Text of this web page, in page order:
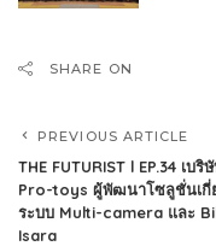
SHARE ON
PREVIOUS ARTICLE
THE FUTURIST l EP.34 เบริ
Pro-toys ผู้พัฒนาโซลูชั่นเกี่
ระบบ Multi-camera และ
Isara